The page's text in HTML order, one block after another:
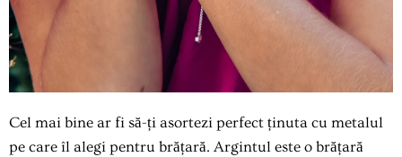
Cel mai bine ar fi să-ți asortezi perfect ținuta cu metalul
pe care îl alegi pentru brățară. Argintul este o brățară